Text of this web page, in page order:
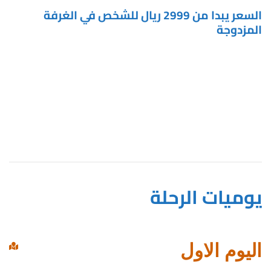
السعر يبدا من 2999 ريال للشخص في الغرفة
المزدوجة
يوميات الرحلة
اليوم الاول